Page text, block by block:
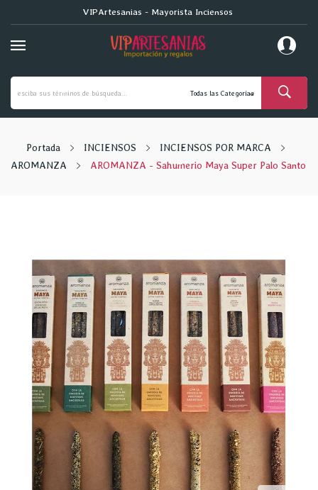
VIPArtesanias - Mayorista Inciensos
Portada INCIENSOS
INCIENSOS POR MARCA
AROMANZA
AROMANZA - Sahumerio Maya Super Palo Santo